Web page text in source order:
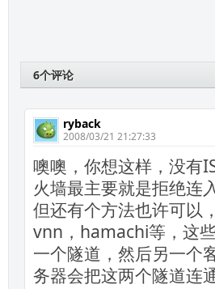
6个评论
ryback
2008/03/21 21:27:33
噢噢，你想这样，没有
火墙最主要就是拒绝连入
但还有个方法也许可以
vnn，hamachi等，这
一个隧道，然后另一个
务器会把这两个隧道连